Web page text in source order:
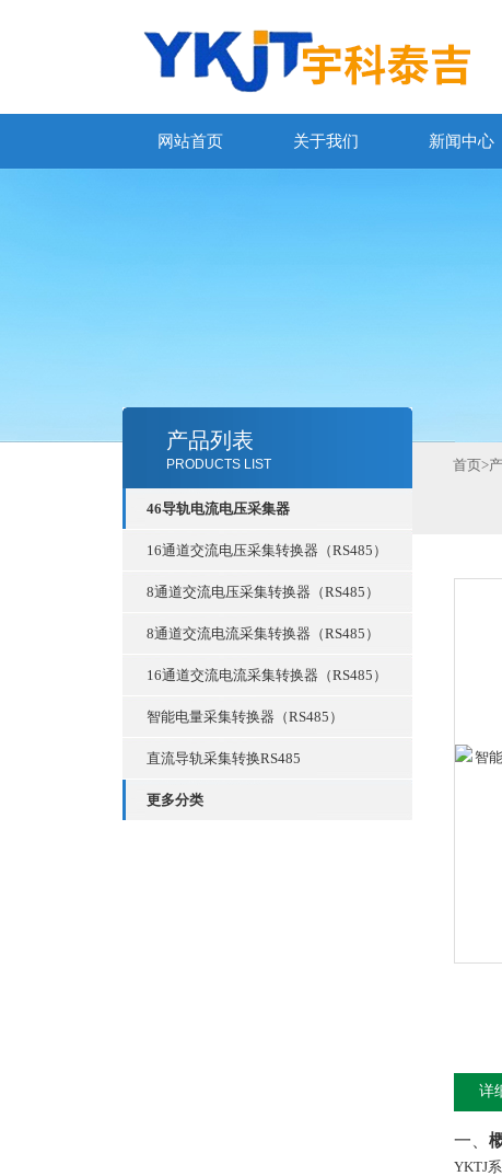
网站首页 关于我们 新闻中心
产品列表
PRODUCTS LIST
46导轨电流电压采集器
16通道交流电压采集转换器（RS485）
8通道交流电压采集转换器（RS485）
8通道交流电流采集转换器（RS485）
16通道交流电流采集转换器（RS485）
智能电量采集转换器（RS485）
直流导轨采集转换RS485
更多分类
首页>
详
一、
YKTJ